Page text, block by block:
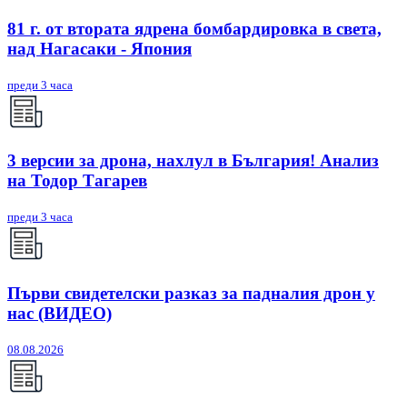
81 г. от втората ядрена бомбардировка в света,
над Нагасаки - Япония
преди 3 часа
3 версии за дрона, нахлул в България! Анализ
на Тодор Тагарев
преди 3 часа
Първи свидетелски разказ за падналия дрон у
нас (ВИДЕО)
08.08.2026